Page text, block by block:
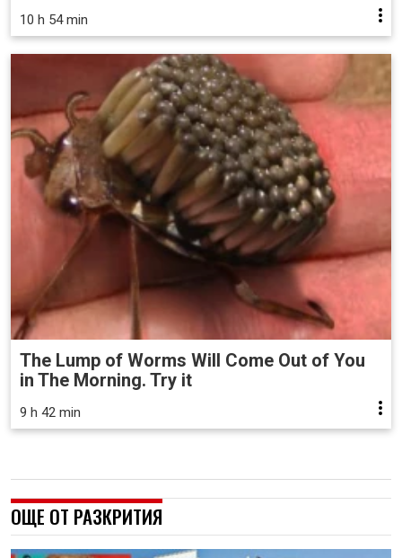
10 h 54 min
The Lump of Worms Will Come Out of You
in The Morning. Try it
9 h 42 min
ОЩЕ ОТ РАЗКРИТИЯ